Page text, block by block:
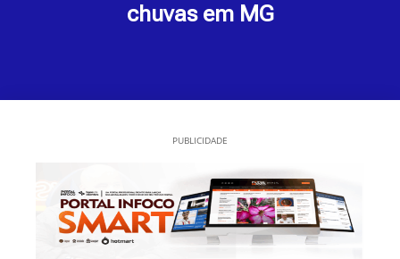
chuvas em MG
PUBLICIDADE